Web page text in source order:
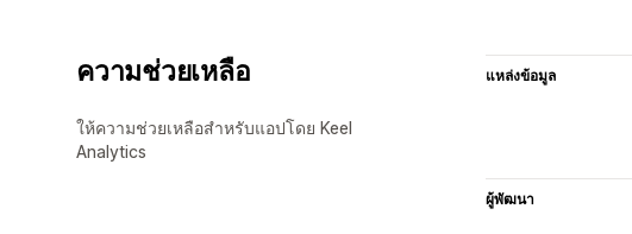
ความช่วยเหลือ
ให้ความช่วยเหลือสำหรับแอปโดย Keel
Analytics
แหล่งข้อมูล
ผู้พัฒนา